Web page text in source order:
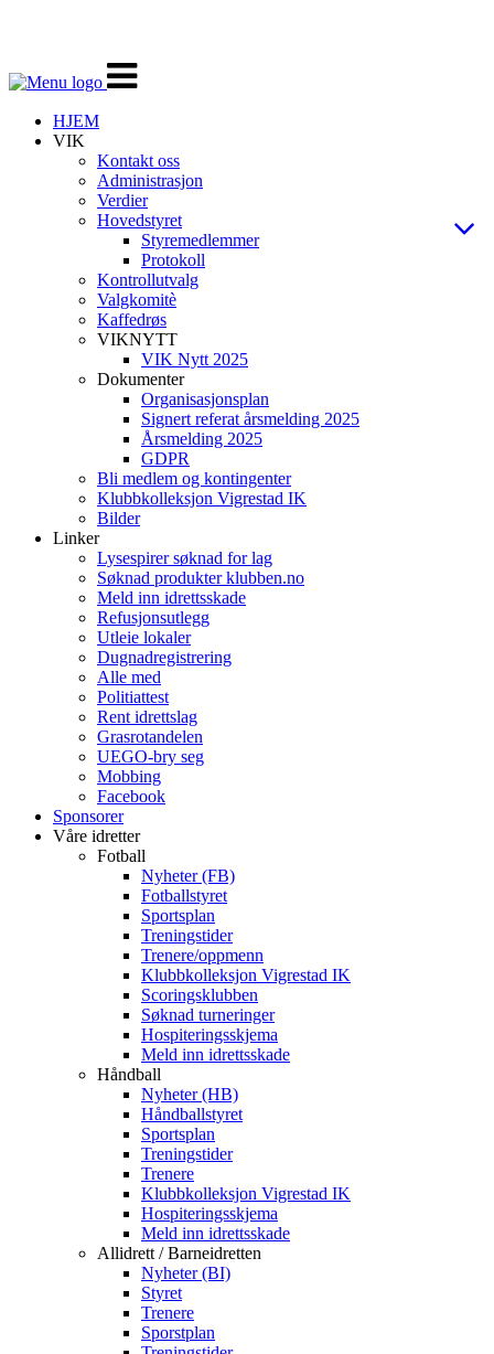
Veksle
navigasjon
HJEM
VIK
Kontakt oss
Administrasjon
Verdier
Hovedstyret
Styremedlemmer
Protokoll
Kontrollutvalg
Valgkomitè
Kaffedrøs
VIKNYTT
VIK Nytt 2025
Dokumenter
Organisasjonsplan
Signert referat årsmelding 2025
Årsmelding 2025
GDPR
Bli medlem og kontingenter
Klubbkolleksjon Vigrestad IK
Bilder
Linker
Lysespirer søknad for lag
Søknad produkter klubben.no
Meld inn idrettsskade
Refusjonsutlegg
Utleie lokaler
Dugnadregistrering
Alle med
Politiattest
Rent idrettslag
Grasrotandelen
UEGO-bry seg
Mobbing
Facebook
Sponsorer
Våre idretter
Fotball
Nyheter (FB)
Fotballstyret
Sportsplan
Treningstider
Trenere/oppmenn
Klubbkolleksjon Vigrestad IK
Scoringsklubben
Søknad turneringer
Hospiteringsskjema
Meld inn idrettsskade
Håndball
Nyheter (HB)
Håndballstyret
Sportsplan
Treningstider
Trenere
Klubbkolleksjon Vigrestad IK
Hospiteringsskjema
Meld inn idrettsskade
Allidrett / Barneidretten
Nyheter (BI)
Styret
Trenere
Sporstplan